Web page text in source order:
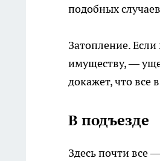
подобных
Затопление.
имуществу, —
докажет, что
В подъезде
Здесь почти все